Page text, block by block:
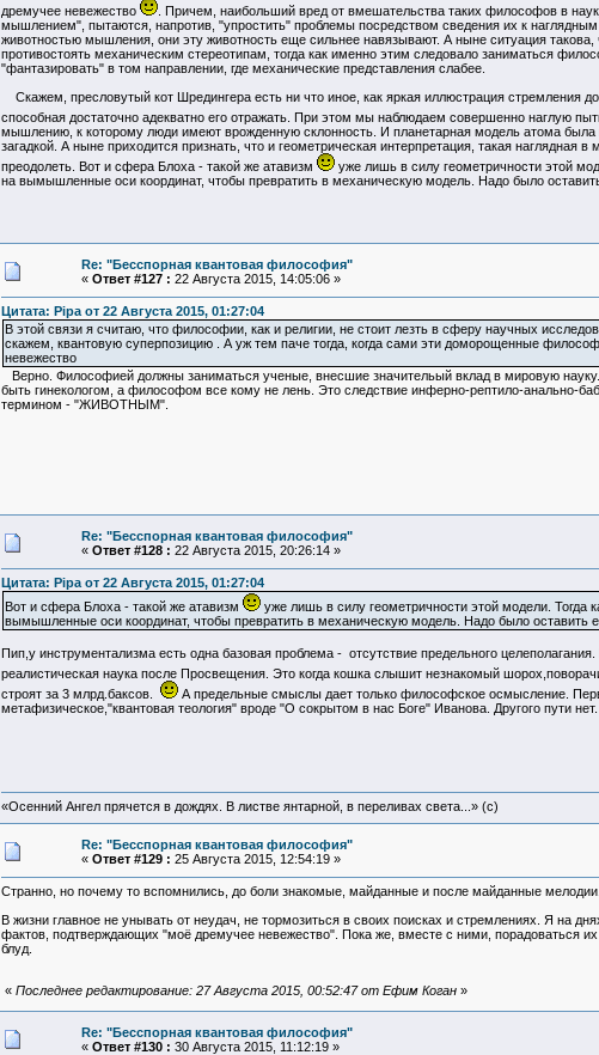
дремучее невежество
. Причем, наибольший вред от вмешательства таких философов в
мышлением", пытаются, напротив, "упростить" проблемы посредством сведения их к
животностью мышления, они эту животность еще сильнее навязывают. А ныне ситуация
противостоять механическим стереотипам, тогда как именно этим следовало заниматься
"фантазировать" в том направлении, где механические представления слабее.
Скажем, пресловутый кот Шредингера есть ни что иное, как яркая иллюстрация стремления
способная достаточно адекватно его отражать. При этом мы наблюдаем совершенно наглую
мышлению, к которому люди имеют врожденную склонность. И планетарная модель атома
загадкой. А ныне приходится признать, что и геометрическая интерпретация, такая
преодолеть. Вот и сфера Блоха - такой же атавизм
уже лишь в силу геометричности этой
на вымышленные оси координат, чтобы превратить в механическую модель. Надо было
Re: "Бесспорная квантовая философия"
« Ответ #127 : 22 Августа 2015, 14:05:06 »
Цитата: Pipa от 22 Августа 2015, 01:27:04
В этой связи я считаю, что философии, как и религии, не стоит лезть в сферу научных
скажем, квантовую суперпозицию . А уж тем паче тогда, когда сами эти доморощенные
невежество
Верно. Философией должны заниматься ученые, внесшие значительый вклад в мировую
быть гинекологом, а философом все кому не лень. Это следствие инферно-рептило-анально-
термином - "ЖИВОТНЫМ".
Re: "Бесспорная квантовая философия"
« Ответ #128 : 22 Августа 2015, 20:26:14 »
Цитата: Pipa от 22 Августа 2015, 01:27:04
Вот и сфера Блоха - такой же атавизм
уже лишь в силу геометричности этой модели. Тогда
вымышленные оси координат, чтобы превратить в механическую модель. Надо было оставить
Пип,у инструментализма есть одна базовая проблема - отсутствие предельного
реалистическая наука после Просвещения. Это когда кошка слышит незнакомый
строят за 3 млрд.баксов.
А предельные смыслы дает только философское осмысление.
метафизическое,"квантовая теология" вроде "О сокрытом в нас Боге" Иванова. Другого пути нет.
«Осенний Ангел прячется в дождях. В листве янтарной, в переливах света...» (c)
Re: "Бесспорная квантовая философия"
« Ответ #129 : 25 Августа 2015, 12:54:19 »
Странно, но почему то вспомнились, до боли знакомые, майданные и после майданные
В жизни главное не унывать от неудач, не тормозиться в своих поисках и стремлениях. Я на
фактов, подтверждающих "моё дремучее невежество". Пока же, вместе с ними, порадоваться
блуд.
« Последнее редактирование: 27 Августа 2015, 00:52:47 от Ефим Коган»
Re: "Бесспорная квантовая философия"
« Ответ #130 : 30 Августа 2015, 11:12:19 »